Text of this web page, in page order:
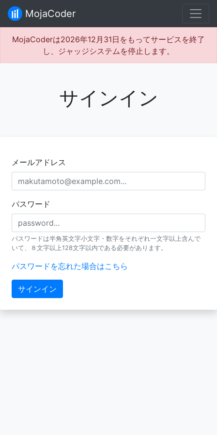
MojaCoder
MojaCoderは2026年12月31日をもってサービスを終了
し、ジャッジシステムを停止します。
サインイン
メールアドレス
パスワード
パスワードは半角英文字小文字・数字をそれぞれ一文字以上含んで
いて、８文字以上128文字以内である必要があります。
パスワードを忘れた場合はこちら
サインイン